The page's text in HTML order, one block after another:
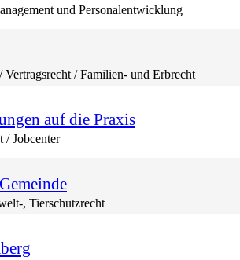
und Personalentwicklung
Vertragsrecht / Familien- und Erbrecht
auf die Praxis
/ Jobcenter
, Tierschutzrecht